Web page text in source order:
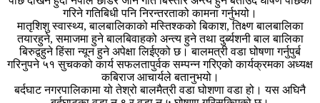
गरिने गतिबिधी पनि निरन्तरताको कामना गर्नुभयो।
मातृशिशु स्वास्थ्य, बालबालिकाको मस्तिश्कको बिकाश, तिक्ष्ण बालबालिका
तयारहुने, समाजमा हुने बालबिवाहको अन्त्य हुने तथा दुर्ब्यशनी बाल बालिका
बिरुद्वहुने हिंसा न्यून हुने अपेक्षा लिईएको छ। बालमत्री वडा घोषणा गर्नुपुर्ब
गरिनुपने ५१ सुचकको कार्य सफलतापुर्वक सम्पन्न गरिएको कार्यक्रमका अध्यक्ष
कबिराज आचार्यले बतानुभयो।
बर्दघाट नगरपालिकामा यो तेश्रो बालमैत्री वडा घोशणा वडा हो। यस अघिनै